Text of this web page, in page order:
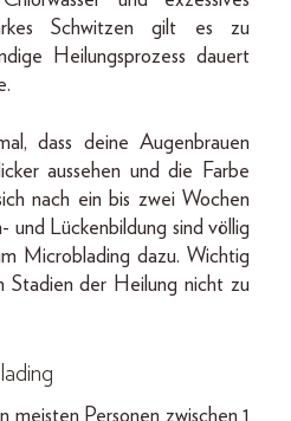
Schwitzen gilt es zu
Heilungsprozess dauert
dass deine Augenbrauen
aussehen und die Farbe
nach ein bis zwei Wochen
und Lückenbildung sind völlig
Microblading dazu. Wichtig
Stadien der Heilung nicht zu
meisten Personen zwischen 1